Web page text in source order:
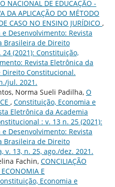
NACIONAL DE EDUCAÇÃO -
DA APLICAÇÃO DO MÉTODO
CASO NO ENSINO JURÍDICO ,
Desenvolvimento: Revista
Brasileira de Direito
(2021): Constituição,
Revista Eletrônica da
Constitucional.
jul. 2021.
Norma Sueli Padilha, O
, Constituição, Economia e
Eletrônica da Academia
: v. 13 n. 25 (2021):
Desenvolvimento: Revista
Brasileira de Direito
13, n. 25, ago./dez. 2021.
Fachin, CONCILIAÇÃO
E
Economia e